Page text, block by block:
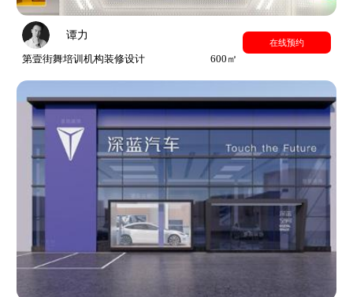
谭力
第壹街舞培训机构装修设计 600㎡
在线预约